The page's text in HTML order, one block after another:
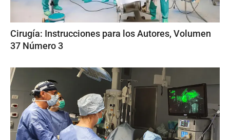
Cirugía: Instrucciones para los Autores, Volumen
37 Número 3